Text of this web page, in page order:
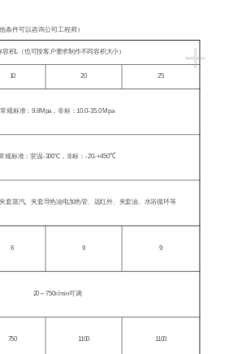
条件可以咨询公司工程师）
+
容积L （也可按客户要求制作不同容积大小）
10 20 25
常规标准：9.8Mpa，非标：10.0-35.0 Mpa
规标准：室温-300℃ ，非标：-20-+450℃
套蒸汽、夹套导热油电加热管、远红外、夹套油、水浴循环等
6 9 9
20 ～750r/min可调
750 1100 1100